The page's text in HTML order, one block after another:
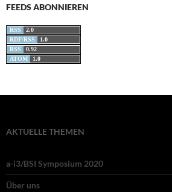
FEEDS ABONNIEREN
RSS
2.0
RDF/RSS
1.0
RSS
0.92
ATOM
1.0
AKTUELLE THEMEN
a-i3/BSI Symposium 2020
Über uns